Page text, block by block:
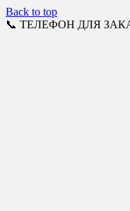
Back to top
📞 ТЕЛЕФОН ДЛЯ